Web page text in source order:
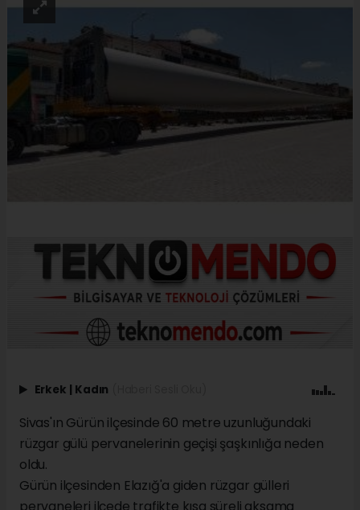
Erkek | Kadın
Sivas'ın Gürün ilçesinde 60 metre uzunluğundaki
rüzgar gülü pervanelerinin geçişi şaşkınlığa neden
oldu.
Gürün ilçesinden Elazığ'a giden rüzgar gülleri